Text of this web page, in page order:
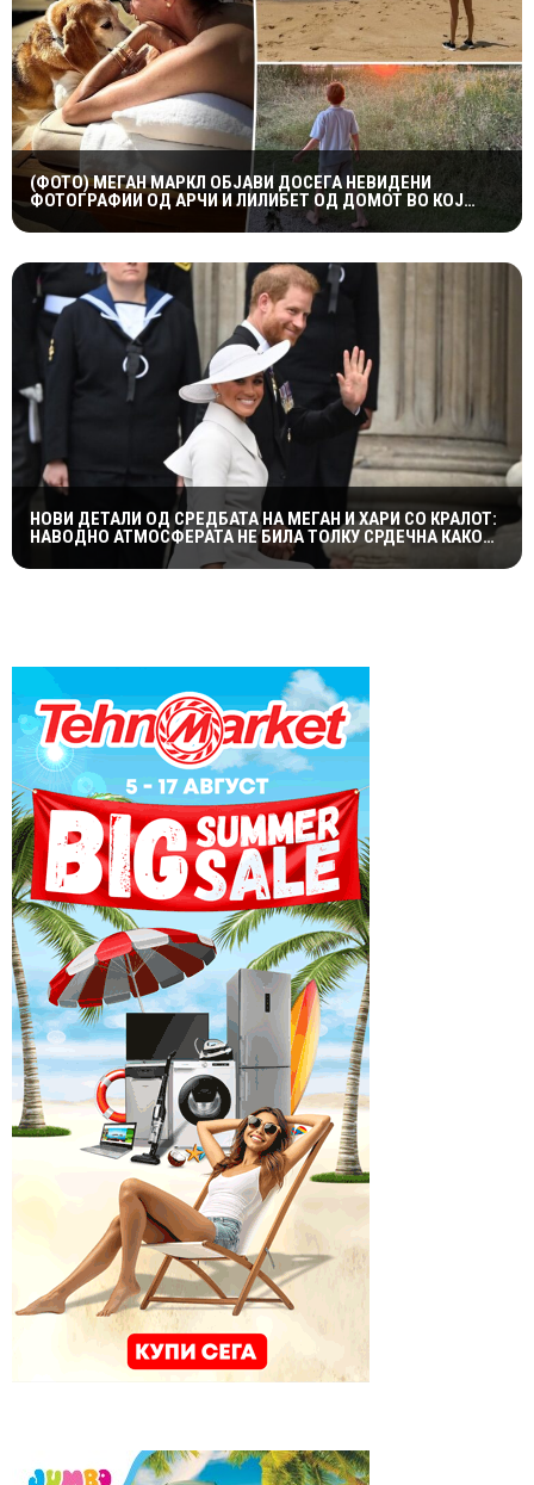
(ФОТО) МЕГАН МАРКЛ ОБЈАВИ ДОСЕГА НЕВИДЕНИ
ФОТОГРАФИИ ОД АРЧИ И ЛИЛИБЕТ ОД ДОМОТ ВО КОЈ
ПОРАСНАЛА ПРИНЦЕЗАТА ДИЈАНА
НОВИ ДЕТАЛИ ОД СРЕДБАТА НА МЕГАН И ХАРИ СО КРАЛОТ:
НАВОДНО АТМОСФЕРАТА НЕ БИЛА ТОЛКУ СРДЕЧНА КАКО
ШТО СЕ ОЧЕКУВАШЕ